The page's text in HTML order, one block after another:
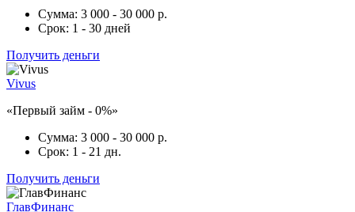
Сумма: 3 000 - 30 000 р.
Срок: 1 - 30 дней
Получить деньги
Vivus
«Первый займ - 0%»
Сумма: 3 000 - 30 000 р.
Срок: 1 - 21 дн.
Получить деньги
ГлавФинанс